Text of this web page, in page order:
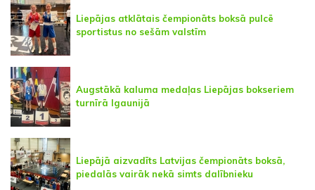
Liepājas atklātais čempionāts boksā pulcē
sportistus no sešām valstīm
Augstākā kaluma medaļas Liepājas bokseriem
turnīrā Igaunijā
Liepājā aizvadīts Latvijas čempionāts boksā,
piedalās vairāk nekā simts dalībnieku